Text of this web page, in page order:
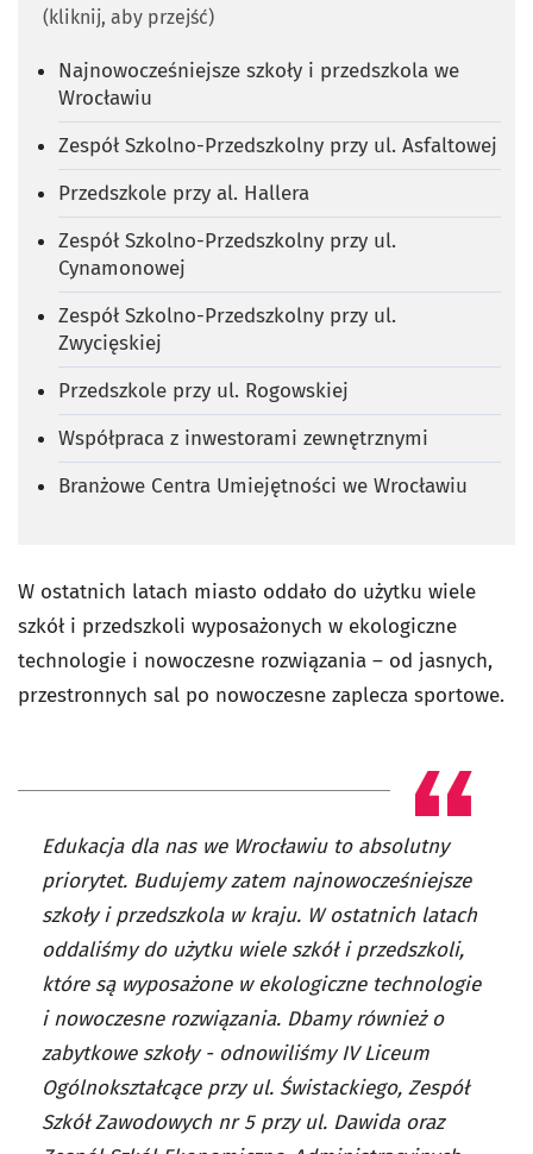
(kliknij, aby przejść)
Najnowocześniejsze szkoły i przedszkola we
Wrocławiu
Zespół Szkolno-Przedszkolny przy ul. Asfaltowej
Przedszkole przy al. Hallera
Zespół Szkolno-Przedszkolny przy ul.
Cynamonowej
Zespół Szkolno-Przedszkolny przy ul.
Zwycięskiej
Przedszkole przy ul. Rogowskiej
Współpraca z inwestorami zewnętrznymi
Branżowe Centra Umiejętności we Wrocławiu
W ostatnich latach miasto oddało do użytku wiele
szkół i przedszkoli wyposażonych w ekologiczne
technologie i nowoczesne rozwiązania – od jasnych,
przestronnych sal po nowoczesne zaplecza sportowe.
Edukacja dla nas we Wrocławiu to absolutny
priorytet. Budujemy zatem najnowocześniejsze
szkoły i przedszkola w kraju. W ostatnich latach
oddaliśmy do użytku wiele szkół i przedszkoli,
które są wyposażone w ekologiczne technologie
i nowoczesne rozwiązania. Dbamy również o
zabytkowe szkoły - odnowiliśmy IV Liceum
Ogólnokształcące przy ul. Świstackiego, Zespół
Szkół Zawodowych nr 5 przy ul. Dawida oraz